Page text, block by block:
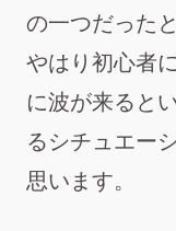
の一つだった
やはり初心者
に波が来ると
るシチュエー
思います。